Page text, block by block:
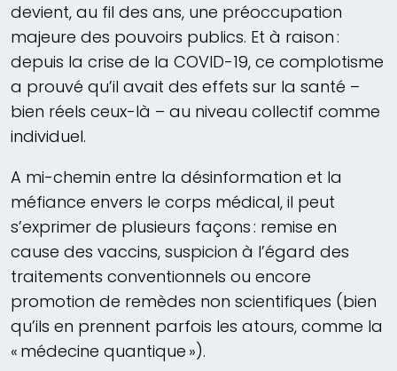
devient, au fil des ans, une préoccupation
majeure des pouvoirs publics. Et à raison :
depuis la crise de la COVID-19, ce complotisme
a prouvé qu’il avait des effets sur la santé –
bien réels ceux-là – au niveau collectif comme
individuel.
A mi-chemin entre la désinformation et la
méfiance envers le corps médical, il peut
s’exprimer de plusieurs façons : remise en
cause des vaccins, suspicion à l’égard des
traitements conventionnels ou encore
promotion de remèdes non scientifiques (bien
qu’ils en prennent parfois les atours, comme la
« médecine quantique »).